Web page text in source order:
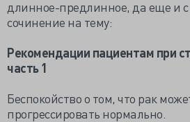
длинное-предлинное, да еще и
сочинение на тему:
Рекомендации пациентам при
часть 1
Беспокойство о том, что рак
прогрессировать нормально.